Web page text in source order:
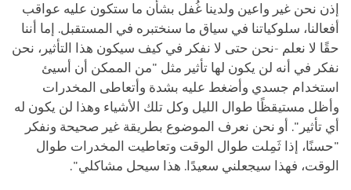
إذن نحن غير واعين ولدينا غُفل بشأن ما ستكون عليه عواقب
أفعالنا، سلوكياتنا في سياق ما سنختبره في المستقبل. إما أننا
حقًا لا نعلم -نحن حتى لا نفكر في كيف سيكون هذا التأثير، نحن
نفكر في أنه لن يكون لها تأثير مثل "من الممكن أن أسيئ
استخدام جسدي وأضغط عليه بشدة وأتعاطى المخدرات
وأظل مستيقظًا طوال الليل وكل تلك الأشياء وهذا لن يكون له
أي تأثير". أو نحن نعرف الموضوع بطريقة غير صحيحة ونفكر
"حسنًا، إذا ثَمِلت طوال الوقت وتعاطيت المخدرات طوال
الوقت، فهذا سيجعلني سعيدًا. هذا سيحل مشاكلي".